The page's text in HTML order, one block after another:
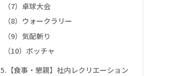
（7）卓球大会
（8）ウォークラリー
（9）気配斬り
（10）ボッチャ
5.【食事・懇親】社内レクリエーション